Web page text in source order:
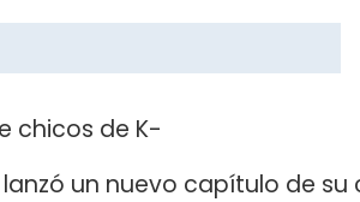
chicos de K-
lanzó un nuevo capítulo de su